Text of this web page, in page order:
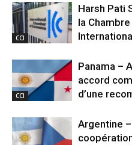
CCI
Harsh Pati
la
CCI
Panama –
accord
d’une
Argentine